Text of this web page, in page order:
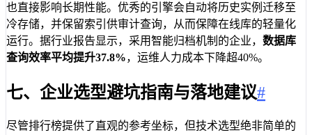
也直接影响长期性能。优秀的引擎会自动将历史实例迁移至
冷存储，并保留索引供审计查询，从而保障在线库的轻量化
运行。据行业报告显示，采用智能归档机制的企业， 数据库
查询效率平均提升37.8%，运维人力成本下降超40%。
七、企业选型避坑指南与落地建议#
尽管排行榜提供了直观的参考坐标，但技术选型绝非简单的